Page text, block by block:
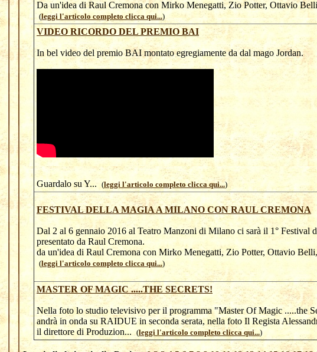
Da un'idea di Raul Cremona con Mirko Menegatti, Zio Potter, Ottavio
(leggi l'articolo completo clicca qui...)
VIDEO RICORDO DEL PREMIO BAI
In bel video del premio BAI montato egregiamente da dal mago Jordan.
Guardalo su Y... (leggi l'articolo completo clicca qui...)
FESTIVAL DELLA MAGIA A MILANO CON RAUL CREMONA
Dal 2 al 6 gennaio 2016 al Teatro Manzoni di Milano ci sarà il 1° Festival
presentato da Raul Cremona.
da un'idea di Raul Cremona con Mirko Menegatti, Zio Potter, Ottavio
(leggi l'articolo completo clicca qui...)
MASTER OF MAGIC .....THE SECRETS!
Nella foto lo studio televisivo per il programma "Master Of Magic .....the
andrà in onda su RAIDUE in seconda serata, nella foto Il Regista
il direttore di Produzion... (leggi l'articolo completo clicca qui...)